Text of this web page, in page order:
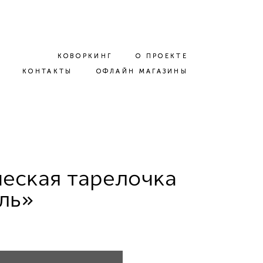
КОВОРКИНГ
О ПРОЕКТЕ
КОНТАКТЫ
ОФЛАЙН МАГАЗИНЫ
КОВОРКИНГ
О ПРОЕКТЕ
КОНТАКТЫ
ОФЛАЙН МАГАЗИНЫ
тарелочка